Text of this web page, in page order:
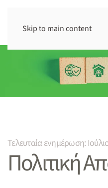
Skip to main content
Τελευταία ενημέρωση:
Πολιτική